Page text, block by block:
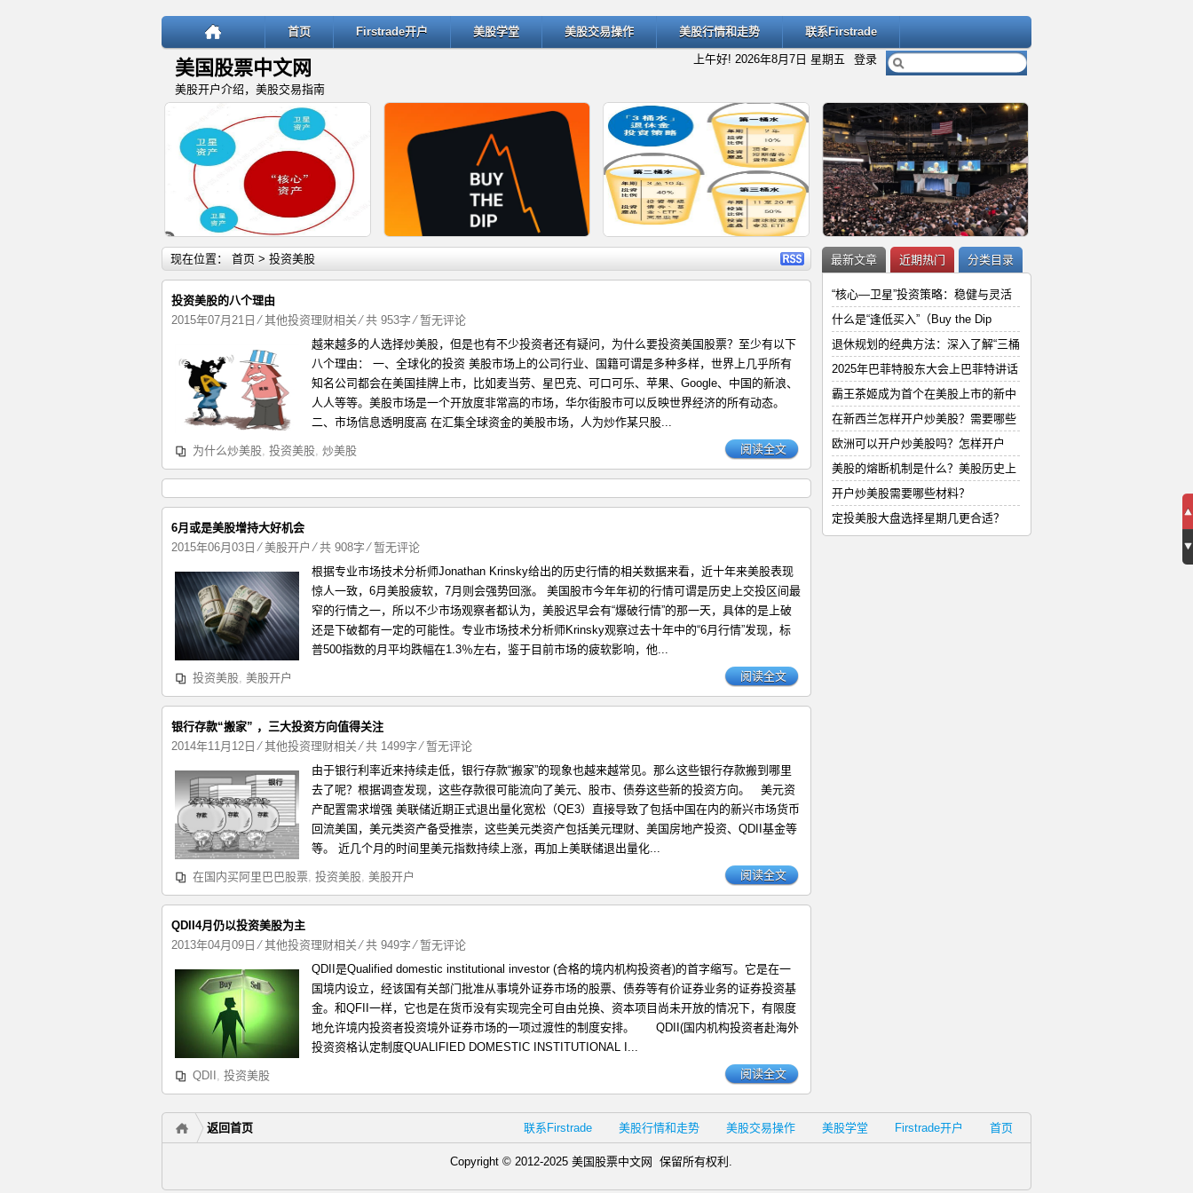
首页 Firstrade开户 美股学堂 美股交易操作 美股行情和走势 联系Firstrade
登录
上午好! 2026年8月7日 星期五
美国股票中文网
美股开户介绍，美股交易指南
详细内容
“核心—卫星”投资策略：稳健与
详细内容
什么是“逢低买入”（Buy the D
详细内容
退休规划的经典方法：深入了解“
详细内容
2025年巴菲特股东大会上巴菲特讲
现在位置： 首页 > 投资美股
投资美股的八个理由
2015年07月21日 ⁄其他投资理财相关⁄ 共 953字⁄暂无评论
越来越多的人选择炒美股，但是也有不少投资者还有疑问，为什么要投资美国股票？至少有以下
八个理由： 一、全球化的投资 美股市场上的公司行业、国籍可谓是多种多样，世界上几乎所有
知名公司都会在美国挂牌上市，比如麦当劳、星巴克、可口可乐、苹果、Google、中国的新浪、
人人等等。美股市场是一个开放度非常高的市场，华尔街股市可以反映世界经济的所有动态。
二、市场信息透明度高 在汇集全球资金的美股市场，人为炒作某只股...
为什么炒美股, 投资美股, 炒美股 阅读全文
6月或是美股增持大好机会
2015年06月03日 ⁄美股开户 ⁄ 共 908字⁄暂无评论
根据专业市场技术分析师Jonathan Krinsky给出的历史行情的相关数据来看，近十年来美股表现
惊人一致，6月美股疲软，7月则会强势回涨。 美国股市今年年初的行情可谓是历史上交投区间最
窄的行情之一，所以不少市场观察者都认为，美股迟早会有“爆破行情”的那一天，具体的是上破
还是下破都有一定的可能性。专业市场技术分析师Krinsky观察过去十年中的“6月行情”发现，标
普500指数的月平均跌幅在1.3％左右，鉴于目前市场的疲软影响，他...
投资美股, 美股开户 阅读全文
银行存款“搬家” ，三大投资方向值得关注
2014年11月12日 ⁄其他投资理财相关⁄ 共 1499字⁄暂无评论
由于银行利率近来持续走低，银行存款“搬家”的现象也越来越常见。那么这些银行存款搬到哪里
去了呢？根据调查发现，这些存款很可能流向了美元、股市、债券这些新的投资方向。 美元资
产配置需求增强 美联储近期正式退出量化宽松（QE3）直接导致了包括中国在内的新兴市场货币
回流美国，美元类资产备受推崇，这些美元类资产包括美元理财、美国房地产投资、QDII基金等
等。 近几个月的时间里美元指数持续上涨，再加上美联储退出量化...
在国内买阿里巴巴股票, 投资美股, 美股开户 阅读全文
QDII4月仍以投资美股为主
2013年04月09日 ⁄其他投资理财相关⁄ 共 949字⁄暂无评论
QDII是Qualified domestic institutional investor (合格的境内机构投资者)的首字缩写。它是在一
国境内设立，经该国有关部门批准从事境外证券市场的股票、债券等有价证券业务的证券投资基
金。和QFII一样，它也是在货币没有实现完全可自由兑换、资本项目尚未开放的情况下，有限度
地允许境内投资者投资境外证券市场的一项过渡性的制度安排。 QDII(国内机构投资者赴海外
投资资格认定制度QUALIFIED DOMESTIC INSTITUTIONAL I...
QDII , 投资美股 阅读全文
最新文章 近期热门 分类目录
“核心—卫星”投资策略：稳健与灵活
什么是“逢低买入”（Buy the Dip
退休规划的经典方法：深入了解“三桶
2025年巴菲特股东大会上巴菲特讲话
和
霸王茶姬成为首个在美股上市的新中
式
在新西兰怎样开户炒美股？需要哪些
材
欧洲可以开户炒美股吗？怎样开户
美股的熔断机制是什么？美股历史上
的
开户炒美股需要哪些材料？
定投美股大盘选择星期几更合适？
首页
Firstrade开户
美股学堂
美股交易操作
美股行情和走势
联系Firstrade
返回首页
Copyright © 2012-2025 美国股票中文网 保留所有权利.